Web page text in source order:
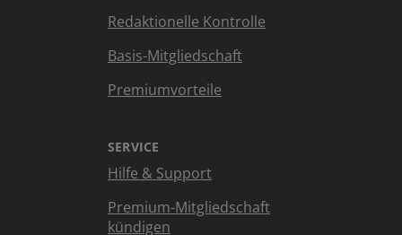
Redaktionelle Kontrolle
Basis-Mitgliedschaft
Premiumvorteile
SERVICE
Hilfe & Support
Premium-Mitgliedschaft
kündigen